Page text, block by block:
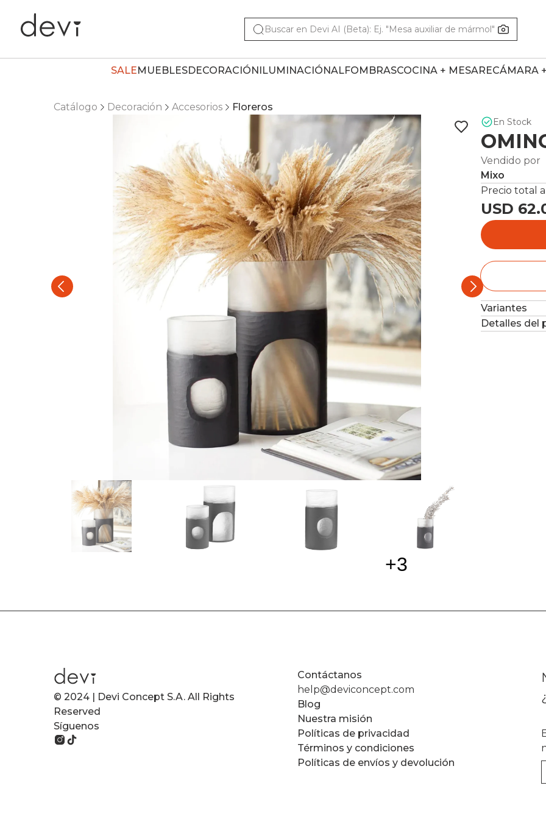
SALEMUEBLESDECORACIÓNILUMINACIÓNALFOMBRASCOCINA + MESARECÁMARA
Catálogo Decoración Accesorios Floreros
+3
En Stock
Vendido por
Mixo
Precio total
USD
Variantes
Detalles del
© 2024 | Devi Concept S.A. All Rights
Reserved
Síguenos
Contáctanos
help@deviconcept.com
Blog
Nuestra misión
Políticas de privacidad
Términos y condiciones
Políticas de envíos y devolución